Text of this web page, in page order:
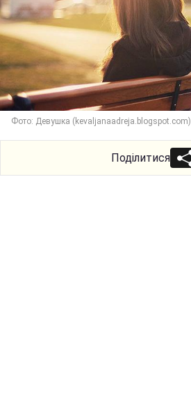
Фото: Девушка (kevaljanaadreja.blogspot.com)
Поділитися